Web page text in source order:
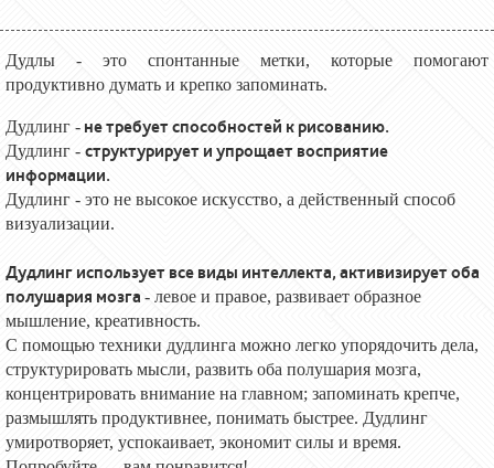
Дудлы - это спонтанные метки, которые помогают
продуктивно думать и крепко запоминать.
Дудлинг - не требует способностей к рисованию.
Дудлинг - структурирует и упрощает восприятие
информации.
Дудлинг - это не высокое искусство, а действенный способ
визуализации.
Дудлинг использует все виды интеллекта, активизирует оба
полушария мозга - левое и правое, развивает образное
мышление, креативность.
С помощью техники дудлинга можно легко упорядочить дела,
структурировать мысли, развить оба полушария мозга,
концентрировать внимание на главном; запоминать крепче,
размышлять продуктивнее, понимать быстрее. Дудлинг
умиротворяет, успокаивает, экономит силы и время.